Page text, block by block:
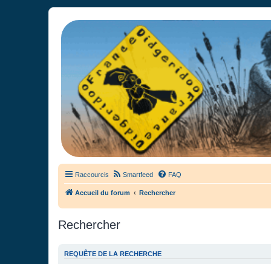
France Didgeridoo
Didgeridoo et Guimbarde sur France Didgeridoo - retrouvez la
Raccourcis Smartfeed FAQ
Accueil du forum Rechercher
Rechercher
REQUÊTE DE LA RECHERCHE